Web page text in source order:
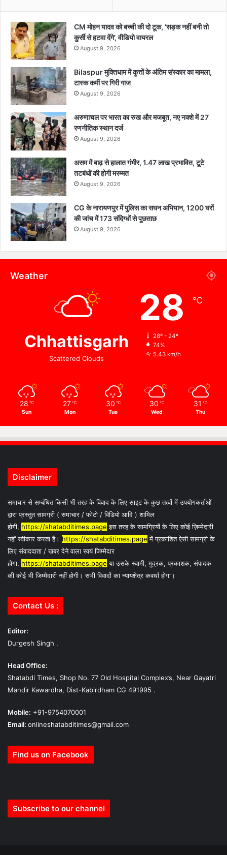
CM मोहन यादव को बच्ची की दो टूक, ‘सड़क नहीं बनी तो
कुर्सी से हटवा देंगे’, वीडियो वायरल
August 9, 2026
Bilaspur मुक्तिधाम में कुत्तों के अंतिम संस्कार का मामला,
टास्क कर्मी पर गिरी गाज
August 9, 2026
अरुणाचल पर भारत का रुख और मजबूत, नए नक्शे में 27
रणनीतिक स्थान दर्ज
August 9, 2026
असम में बाढ़ से हालात गंभीर, 1.47 लाख प्रभावित, टूटे
तटबंधों की होगी मरम्मत
August 9, 2026
CG के नारायणपुर में पुलिस का सघन अभियान, 1200 घरों
की जांच में 173 संदिग्धों से पूछताछ
August 9, 2026
Weather
Chhattisgarh
Scattered Clouds
28 ℃
28º - 24º
74%
5.43 km/h
28 ℃
Sun
27 ℃
Mon
30 ℃
Tue
30 ℃
Wed
31 ℃
Thu
Disclaimer
समाचार से सम्बंधित किसी भी तरह के विवाद के लिए साइट के कुछ तत्वों में उपयोगकर्ताओं
द्वारा प्रस्तुत सामग्री ( समाचार / फोटो / विडियो आदि ) शामिल
होगी, https://shatabditimes.page इस तरह के सामग्रियों के लिए कोई ज़िम्मेदारी
नहीं स्वीकार करता है। https://shatabditimes.page में प्रकाशित ऐसी सामग्री के
लिए संवाददाता / खबर देने वाला स्वयं जिम्मेदार
होगा, https://shatabditimes.page या उसके स्वामी, मुद्रक, प्रकाशक, संपादक
की कोई भी जिम्मेदारी नहीं होगी। सभी विवादों का न्यायक्षेत्र कवर्धा होगा।
Contact Us :
Editor:
Durgesh Singh .
Head Office:
Shatabdi Times, Shop No. 77 Old Hospital Complex’s, Near Gayatri
Mandir Kawardha, Dist-Kabirdham CG 491995 .
Mobile: +91-9754070001
Email: onlineshatabditimes@gmail.com
Find us on Facebook
Subscribe to our channel